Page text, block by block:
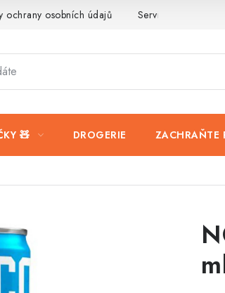
ochrany osobních údajů Servis a reklamace
🧸 DROGERIE ZACHRAŇTE